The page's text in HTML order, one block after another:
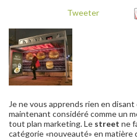
Tweeter
Je ne vous apprends rien en disant
maintenant considéré comme un
tout plan marketing. Le street ne
catégorie «nouveauté» en matière